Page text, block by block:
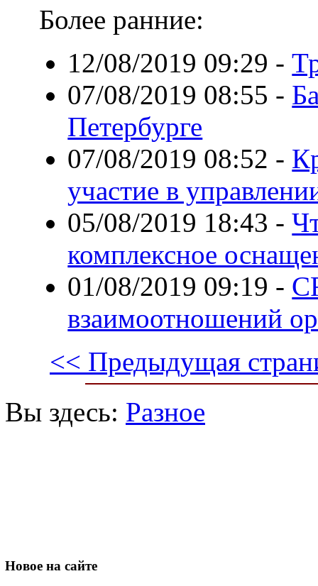
Более ранние:
12/08/2019 09:29 -
07/08/2019 08:55 -
Петербурге
07/08/2019 08:52 -
участие в
05/08/2019 18:43 -
комплексное
01/08/2019 09:19 -
взаимоотношений
<< Предыдущая
Вы здесь: Разное
Новое на сайте